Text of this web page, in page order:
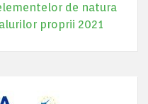
de natura
proprii 2021